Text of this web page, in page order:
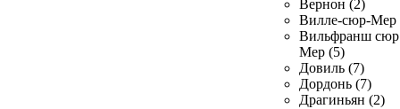
Вернон (2)
Вилле-сюр-Мер
Вильфранш сюр
Мер (5)
Довиль (7)
Дордонь (7)
Драгиньян (2)